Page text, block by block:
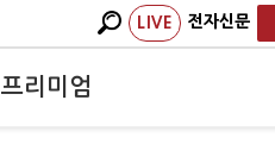
LIVE 전자신문
프리미엄